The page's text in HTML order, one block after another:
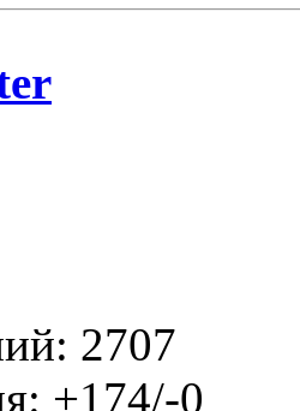
2707
+174/-0